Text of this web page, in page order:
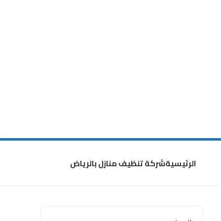
الرئيسيةشركة تنظيف منازل بالرياض